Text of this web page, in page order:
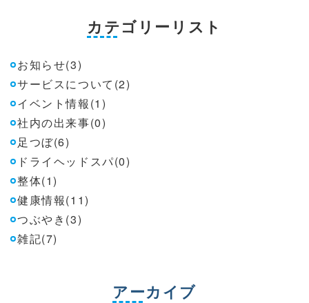
カテゴリーリスト
お知らせ(3)
サービスについて(2)
イベント情報(1)
社内の出来事(0)
足つぼ(6)
ドライヘッドスパ(0)
整体(1)
健康情報(11)
つぶやき(3)
雑記(7)
アーカイブ